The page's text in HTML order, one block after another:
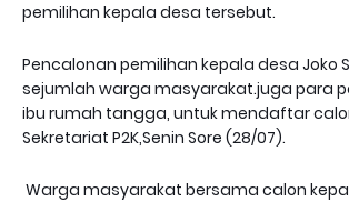
pemilihan kepala desa tersebut.
Pencalonan pemilihan kepala desa Joko
sejumlah warga masyarakat.juga para
ibu rumah tangga, untuk mendaftar
Sekretariat P2K,Senin Sore (28/07).
Warga masyarakat bersama calon